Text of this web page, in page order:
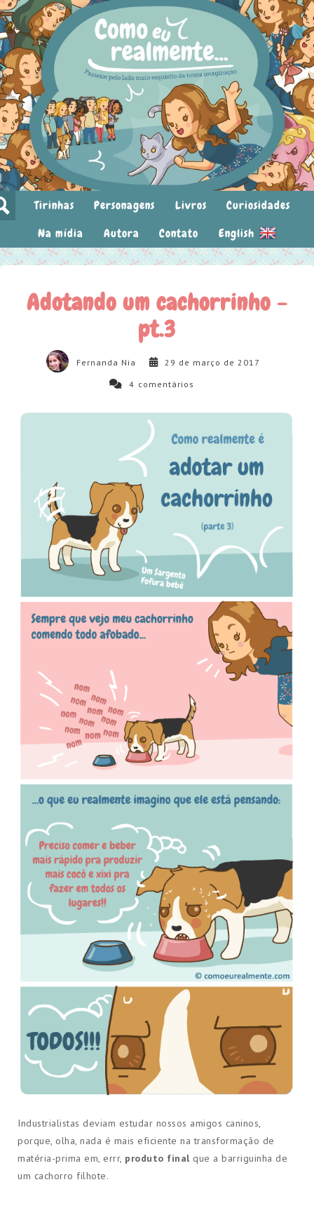
Tirinhas Personagens Livros
Curiosidades
Na mídia
Autora Contato English
Adotando um cachorrinho -
pt.3
Fernanda Nia 29 de março de 2017
4 comentários
Industrialistas deviam estudar nossos amigos caninos,
porque, olha, nada é mais eficiente na transformação de
matéria-prima em, errr, produto final que a barriguinha de
um cachorro filhote.